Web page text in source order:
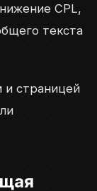
CPL,
текста
и страницей